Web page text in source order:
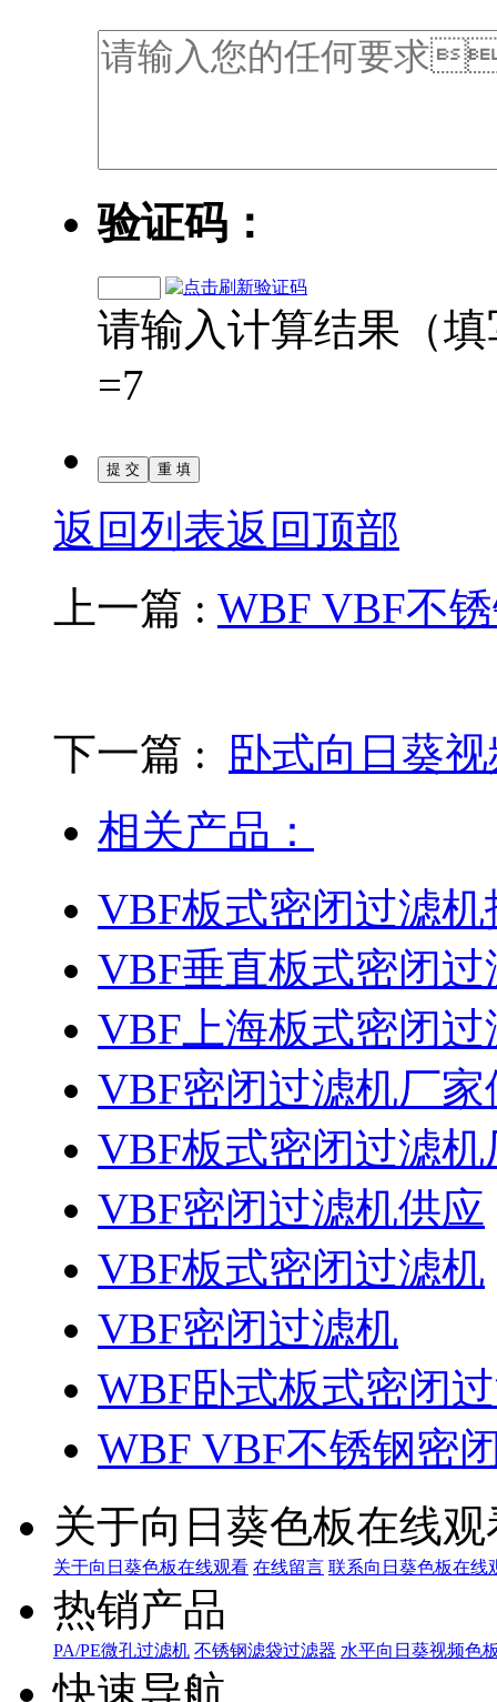
验证码：
请输入计算结果（填写
=7
返回列表返回顶部
上一篇 : WBF VBF不
下一篇 :
卧式向日葵
相关产品：
VBF板式密闭过滤机
VBF垂直板式密闭过
VBF上海板式密闭过
VBF密闭过滤机厂家
VBF板式密闭过滤机
VBF密闭过滤机供应
VBF板式密闭过滤机
VBF密闭过滤机
WBF卧式板式密闭
WBF VBF不锈钢密
关于向日葵色板在线观
关于向日葵色板在线观看 在线留言 联系向日葵色板在线
热销产品
PA/PE微孔过滤机 不锈钢滤袋过滤器 水平向日葵视频色
快速导航